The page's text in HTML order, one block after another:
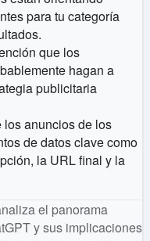
para tu categoría
que los
hagan a
publicitaria
los anuncios de los
de datos clave como
la URL final y la
el panorama
y sus implicaciones